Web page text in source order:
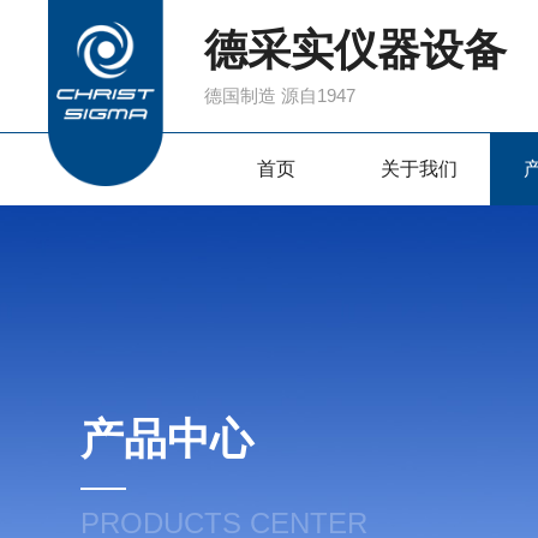
德采实仪器设备
德国制造 源自1947
首页 关于我们
产品中心
PRODUCTS CENTER